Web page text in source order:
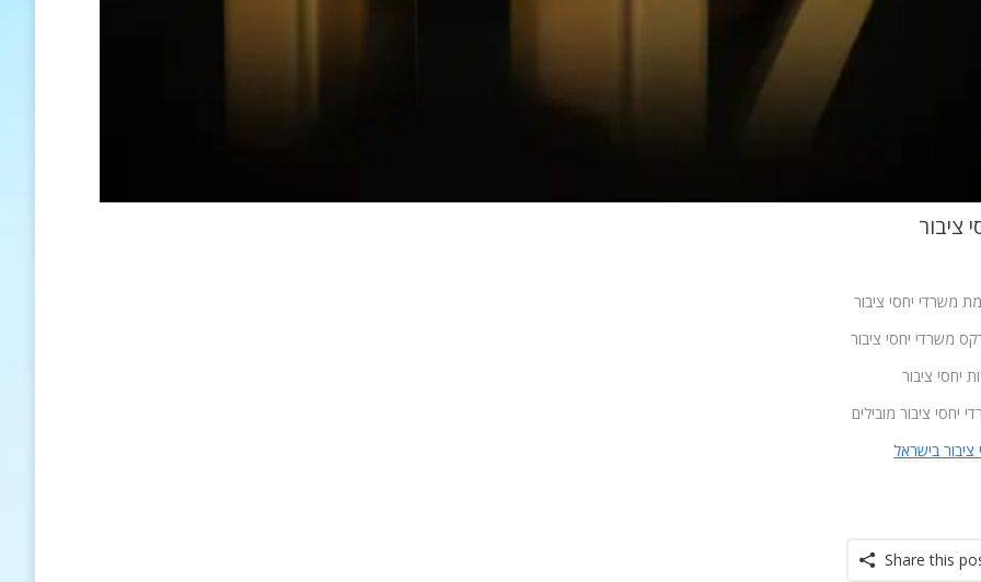
ציבור
משרדי יחסי ציבור
משרדי יחסי ציבור
יחסי ציבור
יחסי ציבור מובילים
ציבור בישראל
Share this